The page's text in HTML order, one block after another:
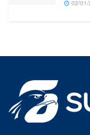
02/